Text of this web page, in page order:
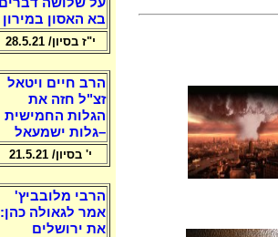
בא האסון במירון
י"ז בסיון/ 28.5.21
הרב חיים ויטאל
זצ"ל חזה את
הגלות החמישית
–גלות ישמעאל
י' בסיון/ 21.5.21
הרבי מלובביץ'
אמר לגאולה כהן:
את ירושלים